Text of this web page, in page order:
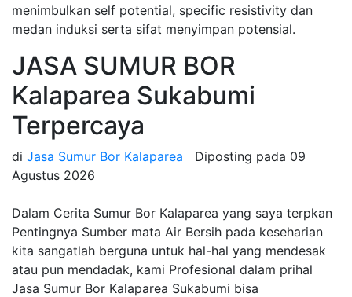
menimbulkan self potential, specific resistivity dan
medan induksi serta sifat menyimpan potensial.
JASA SUMUR BOR
Kalaparea Sukabumi
Terpercaya
di Jasa Sumur Bor Kalaparea Diposting pada 09
Agustus 2026
Dalam Cerita Sumur Bor Kalaparea yang saya terpkan
Pentingnya Sumber mata Air Bersih pada keseharian
kita sangatlah berguna untuk hal-hal yang mendesak
atau pun mendadak, kami Profesional dalam prihal
Jasa Sumur Bor Kalaparea Sukabumi bisa